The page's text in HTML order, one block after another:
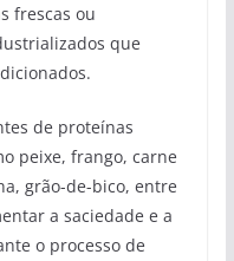
frescas ou
que
de proteínas
peixe, frango, carne
grão-de-bico, entre
a saciedade e a
o processo de